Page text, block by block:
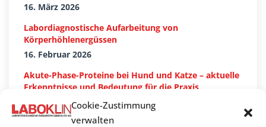
Cookie-Zustimmung
verwalten
16. März 2026
Labordiagnostische Aufarbeitung von
Körperhöhlenergüssen
16. Februar 2026
Akute-Phase-Proteine bei Hund und Katze – aktuelle
Erkenntnisse und Bedeutung für die Praxis
27. Januar 2026